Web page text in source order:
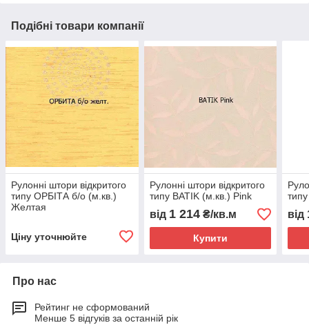
Подібні товари компанії
Рулонні штори відкритого
типу ОРБІТА б/о (м.кв.)
Желтая
Ціну уточнюйте
Рулонні штори відкритого
типу BATIK (м.кв.) Pink
від 1 214₴/кв.м
Купити
від
Про нас
Рейтинг не сформований
Менше 5 відгуків за останній рік